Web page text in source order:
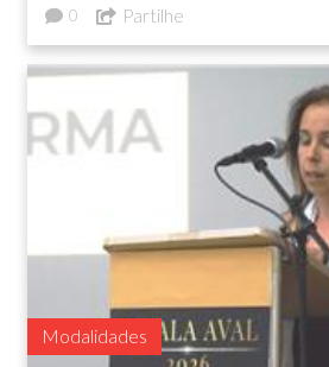
0 Partilhe
Modalidades